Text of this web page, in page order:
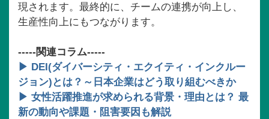
現されます。最終的に、チームの連携が向上し、
生産性向上にもつながります。
-----関連コラム-----
▶ DEI(ダイバーシティ・エクイティ・インクルー
ジョン)とは？～日本企業はどう取り組むべきか
▶ 女性活躍推進が求められる背景・理由とは？ 最
新の動向や課題・阻害要因も解説